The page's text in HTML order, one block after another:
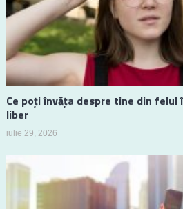
Ce poți învăța despre tine din
liber
iulie 29, 2026